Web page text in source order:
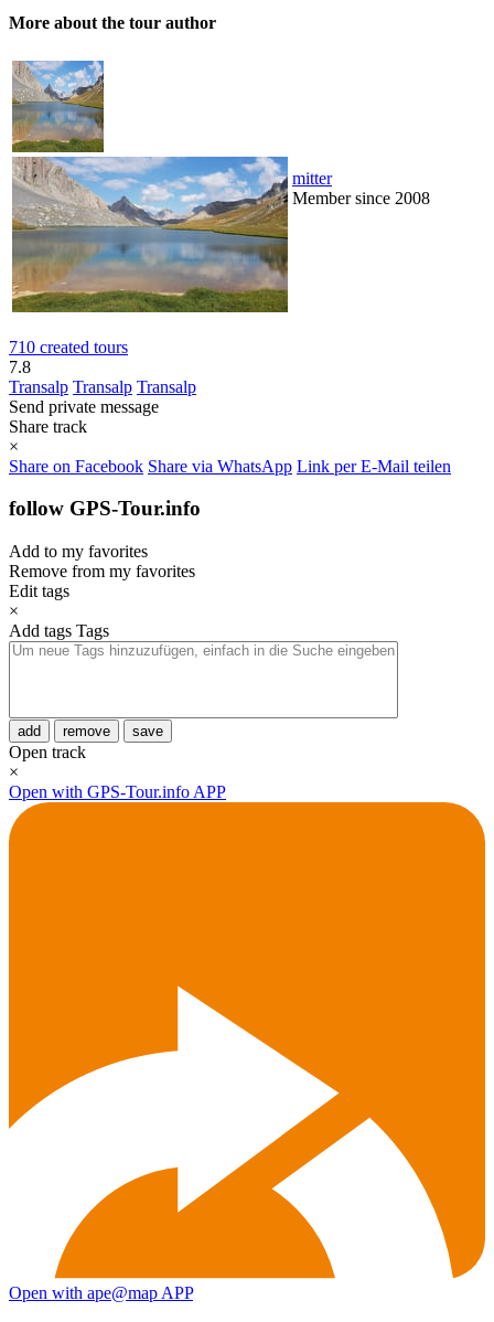
More about the tour author
mitter
Member since 2008
710 created tours
7.8
Transalp Transalp Transalp
Send private message
Share track
×
Share on Facebook Share via WhatsApp Link per E-Mail teilen
follow GPS-Tour.info
Add to my favorites
Remove from my favorites
Edit tags
×
Add tags Tags
add remove save
Open track
×
Open with GPS-Tour.info APP
Open with ape@map APP